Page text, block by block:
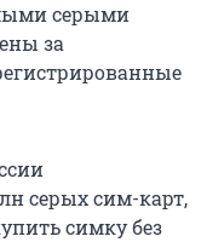
серыми
за
серых сим-карт,
симку без